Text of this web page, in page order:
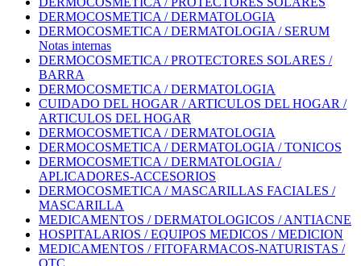
DERMOCOSMETICA / DERMATOLOGIA
DERMOCOSMETICA / DERMATOLOGIA / SERUM
Notas internas
DERMOCOSMETICA / PROTECTORES SOLARES /
BARRA
DERMOCOSMETICA / DERMATOLOGIA
CUIDADO DEL HOGAR / ARTICULOS DEL HOGAR /
ARTICULOS DEL HOGAR
DERMOCOSMETICA / DERMATOLOGIA
DERMOCOSMETICA / DERMATOLOGIA / TONICOS
DERMOCOSMETICA / DERMATOLOGIA /
APLICADORES-ACCESORIOS
DERMOCOSMETICA / MASCARILLAS FACIALES /
MASCARILLA
MEDICAMENTOS / DERMATOLOGICOS / ANTIACNE
HOSPITALARIOS / EQUIPOS MEDICOS / MEDICION
MEDICAMENTOS / FITOFARMACOS-NATURISTAS /